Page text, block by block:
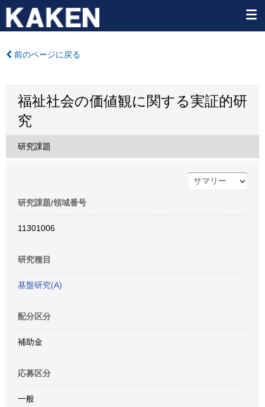
前のページに戻る
福祉社会の価値観に関する実証的研
究
研究課題
研究課題/領域番号
11301006
研究種目
基盤研究(A)
配分区分
補助金
応募区分
一般